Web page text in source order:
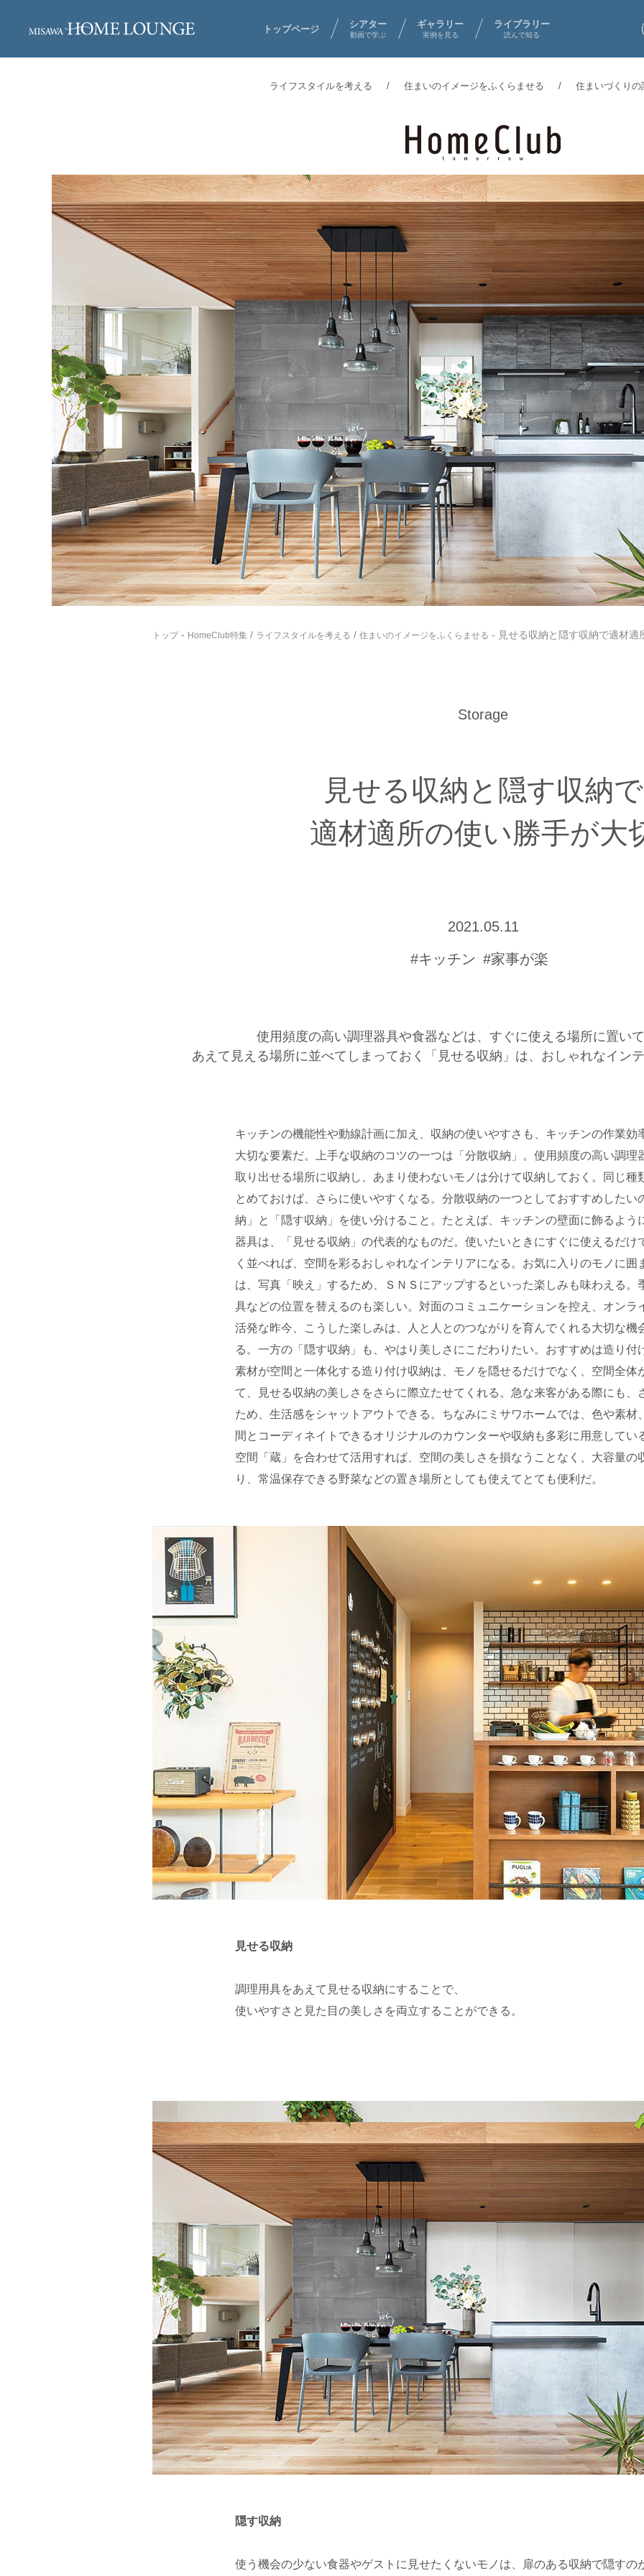
トップページ シアター
動画で学ぶ
ギャラリー
実例を見る
ライブラリー
読んで知る
ライフスタイルを考える 住まいのイメージをふくらませる 住まいづくりの
トップ - HomeClub特集 / ライフスタイルを考える / 住まいのイメージをふくらませる - 見せる収納と隠す収納で適材適
Storage
見せる収納と隠す収納で
適材適所の使い勝手が大
2021.05.11
#キッチン #家事が楽
使用頻度の高い調理器具や食器などは、すぐに使える場所に置い
あえて見える場所に並べてしまっておく「見せる収納」は、おしゃれなイン
キッチンの機能性や動線計画に加え、収納の使いやすさも、キッチンの作業効
大切な要素だ。上手な収納のコツの一つは「分散収納」。使用頻度の高い調理
取り出せる場所に収納し、あまり使わないモノは分けて収納しておく。同じ種
とめておけば、さらに使いやすくなる。分散収納の一つとしておすすめしたい
納」と「隠す収納」を使い分けること。たとえば、キッチンの壁面に飾るよう
器具は、「見せる収納」の代表的なものだ。使いたいときにすぐに使えるだけ
く並べれば、空間を彩るおしゃれなインテリアになる。お気に入りのモノに囲
は、写真「映え」するため、ＳＮＳにアップするといった楽しみも味わえる。
具などの位置を替えるのも楽しい。対面のコミュニケーションを控え、オンラ
活発な昨今、こうした楽しみは、人と人とのつながりを育んでくれる大切な機
る。一方の「隠す収納」も、やはり美しさにこだわりたい。おすすめは造り付
素材が空間と一体化する造り付け収納は、モノを隠せるだけでなく、空間全体
て、見せる収納の美しさをさらに際立たせてくれる。急な来客がある際にも、
ため、生活感をシャットアウトできる。ちなみにミサワホームでは、色や素材
間とコーディネイトできるオリジナルのカウンターや収納も多彩に用意してい
空間「蔵」を合わせて活用すれば、空間の美しさを損なうことなく、大容量の
り、常温保存できる野菜などの置き場所としても使えてとても便利だ。
見せる収納
調理用具をあえて見せる収納にすることで、
使いやすさと見た目の美しさを両立することができる。
隠す収納
使う機会の少ない食器やゲストに見せたくないモノは、扉のある収納で隠すの